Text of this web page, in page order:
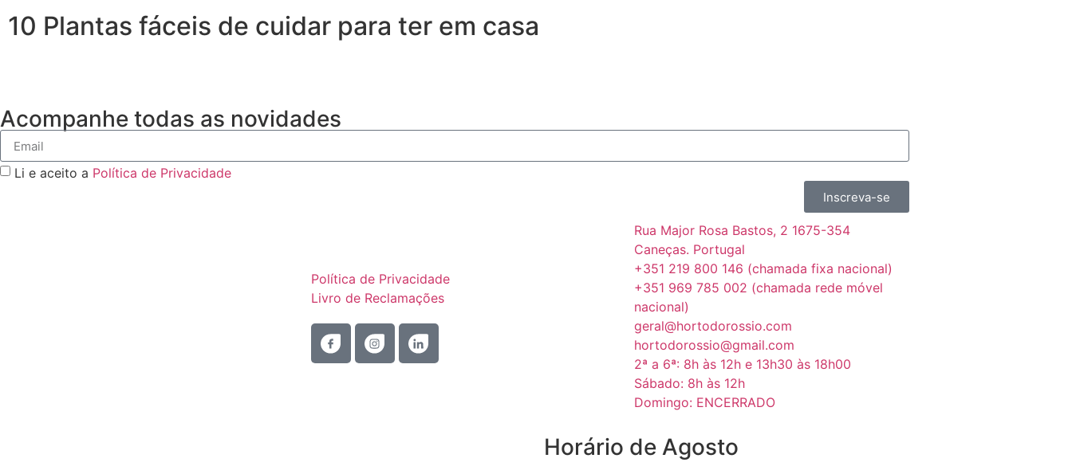
10 Plantas fáceis de cuidar para ter em casa
Acompanhe todas as novidades
Li e aceito a Política de Privacidade
Inscreva-se
Política de Privacidade
Livro de Reclamações
Rua Major Rosa Bastos, 2 1675-354
Caneças. Portugal
+351 219 800 146 (chamada fixa nacional)
+351 969 785 002 (chamada rede móvel
nacional)
geral@hortodorossio.com
hortodorossio@gmail.com
2ª a 6ª: 8h às 12h e 13h30 às 18h00
Sábado: 8h às 12h
Domingo: ENCERRADO
Horário de Agosto